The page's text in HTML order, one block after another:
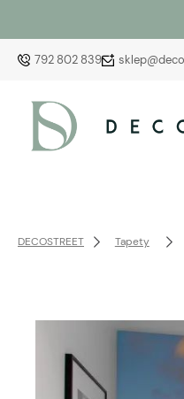
792 802 839
DECOSTREET Tapety